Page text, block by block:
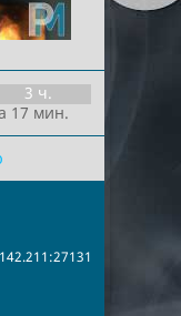
3 ч.
17 мин.